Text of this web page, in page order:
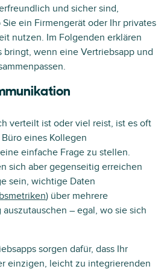
und sicher sind,
ein Firmengerät oder Ihr privates
nutzen. Im Folgenden erklären
bringt, wenn eine Vertriebsapp und
verteilt ist oder viel reist, ist es oft
eines Kollegen
einfache Frage zu stellen.
sich aber gegenseitig erreichen
sein, wichtige Daten
) über mehrere
– egal, wo sie sich
sorgen dafür, dass Ihr
einzigen, leicht zu integrierenden